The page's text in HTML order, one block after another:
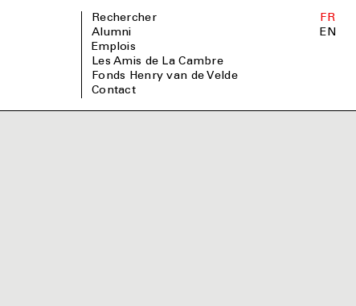
Rechercher
Alumni
Emplois
Les Amis de La Cambre
Fonds Henry van de Velde
Contact
FR
EN